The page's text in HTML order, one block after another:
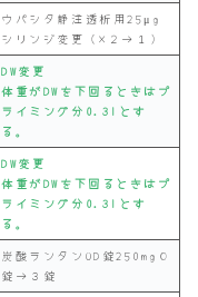
ウパシタ静注透析用25μg
シリンジ変更（×２→１）
DW変更
体重がDWを下回るときはプ
ライミング分0.3lとす
る。
DW変更
体重がDWを下回るときはプ
ライミング分0.3lとす
る。
炭酸ランタンOD錠250mg０
錠→３錠